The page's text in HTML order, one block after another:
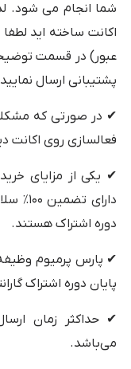
شما انجام می شود.
اکانت ساخته اید
عبور) در قسمت
پشتیبانی ارسال
✔ در صورتی که
فعالسازی روی اکانت
✔ یکی از مزایای
دوره اشتراک هستند.
✔ پارس پرمیوم وظیفه
پایان دوره اشتراک
می‌باشد.